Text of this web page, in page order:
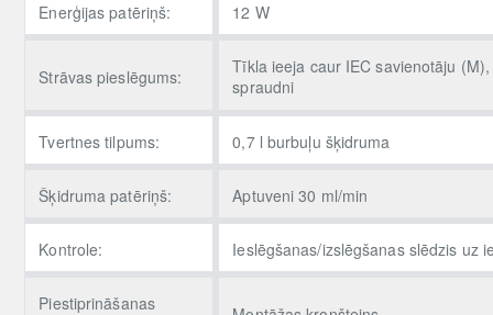
Enerģijas patēriņš: 12 W
Strāvas pieslēgums:
Tīkla ieeja caur IEC savienotāju
spraudni
Tvertnes tilpums: 0,7 l burbuļu šķidruma
Šķidruma patēriņš: Aptuveni 30 ml/min
Kontrole: Ieslēgšanas/izslēgšanas slēdzis uz
Piestiprināšanas